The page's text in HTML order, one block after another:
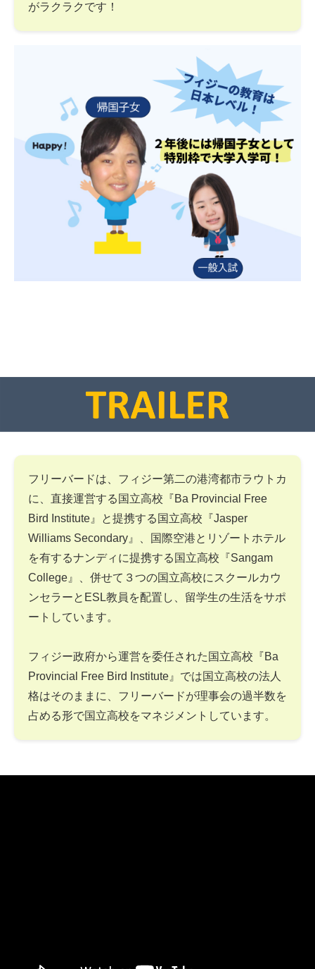
がラクラクです！
フリーバードは、フィジー第二の港湾都市ラウトカ
に、直接運営する国立高校『Ba Provincial Free
Bird Institute』と提携する国立高校『Jasper
Williams Secondary』、国際空港とリゾートホテル
を有するナンディに提携する国立高校『Sangam
College』、併せて３つの国立高校にスクールカウ
ンセラーとESL教員を配置し、留学生の生活をサポ
ートしています。
フィジー政府から運営を委任された国立高校『Ba
Provincial Free Bird Institute』では国立高校の法人
格はそのままに、フリーバードが理事会の過半数を
占める形で国立高校をマネジメントしています。